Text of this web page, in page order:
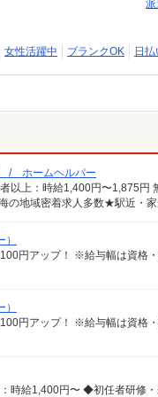
女性活躍中 ブランクOK 日払
/ ホームヘルパー
の地域密着求人多数★駅近・
円アップ！ ※給与幅は資格
円アップ！ ※給与幅は資格